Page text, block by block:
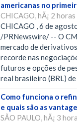
americanas no
CHICAGO, hÃ¡ 2 horas
CHICAGO , 6 de
/PRNewswire/ -- O
mercado de
recorde nas
futuros e opções de
real brasileiro (BRL)
Como funciona o
e quais são as
SÃO PAULO, hÃ¡ 3